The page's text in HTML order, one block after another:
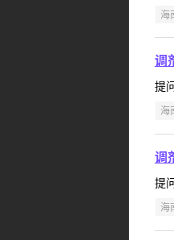
海
调
提
海
调
提
海